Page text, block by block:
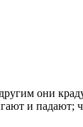
они
и падают;